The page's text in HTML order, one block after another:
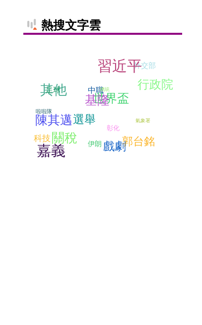
熱搜文字雲
郭台銘
外交部
其他 中職
伊朗 戲劇
嘉義
陳其邁
行政院
關稅
科技
氣象署
彰化
世界盃
總統
足球
基隆
啦啦隊 選舉
習近平